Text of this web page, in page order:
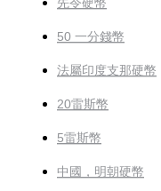
先令硬幣
50 一分錢幣
法屬印度支那硬幣
20雷斯幣
5雷斯幣
中國，明朝硬幣